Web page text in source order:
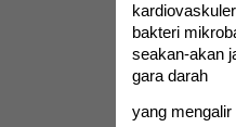
bakteri
seakan-akan
gara darah
yang